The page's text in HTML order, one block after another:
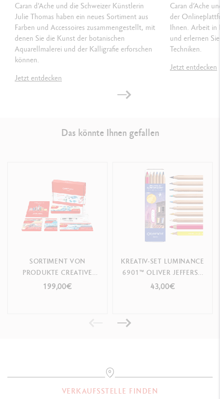
Caran d'Ache und die Schweizer Künstlerin
Julie Thomas haben ein neues Sortiment aus
Farben und Accessoires zusammengestellt, mit
denen Sie die Kunst der botanischen
Aquarellmalerei und der Kalligrafie erforschen
können.
Jetzt entdecken
Caran d’Ache
der
Ihnen. Arbeit in
und erlernen
Techniken.
Jetzt entdecken
Das könnte Ihnen gefallen
SORTIMENT VON
PRODUKTE CREATIVE
BOX + 3 ONLINE-
199,00€
KREATIV-SET LUMINANCE
6901™ OLIVER JEFFERS -
SONDEREDITION
43,00€
VERKAUFSSTELLE FINDEN